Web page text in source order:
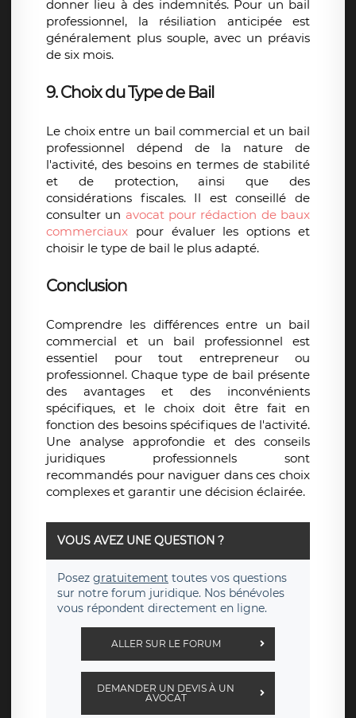
donner lieu à des indemnités. Pour un bail
professionnel, la résiliation anticipée est
généralement plus souple, avec un préavis
de six mois.
9. Choix du Type de Bail
Le choix entre un bail commercial et un bail
professionnel dépend de la nature de
l'activité, des besoins en termes de stabilité
et de protection, ainsi que des
considérations fiscales. Il est conseillé de
consulter un avocat pour rédaction de baux
commerciaux pour évaluer les options et
choisir le type de bail le plus adapté.
Conclusion
Comprendre les différences entre un bail
commercial et un bail professionnel est
essentiel pour tout entrepreneur ou
professionnel. Chaque type de bail présente
des avantages et des inconvénients
spécifiques, et le choix doit être fait en
fonction des besoins spécifiques de l'activité.
Une analyse approfondie et des conseils
juridiques professionnels sont
recommandés pour naviguer dans ces choix
complexes et garantir une décision éclairée.
VOUS AVEZ UNE QUESTION ?
Posez gratuitement toutes vos questions
sur notre forum juridique. Nos bénévoles
vous répondent directement en ligne.
ALLER SUR LE FORUM
DEMANDER UN DEVIS À UN
AVOCAT